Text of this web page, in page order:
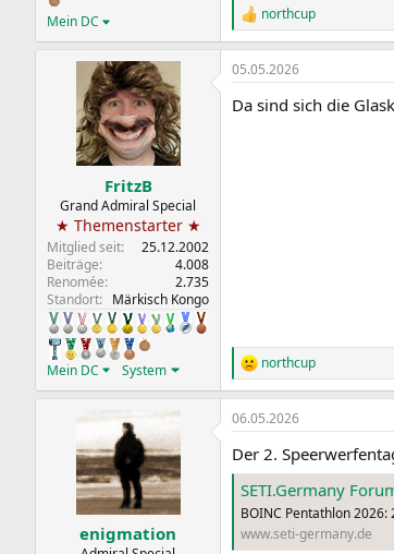
Mein DC
R
e
a
k
i
northcup
FritzB
Grand Admiral Special
★ Themenstarter ★
Mitglied seit
25.12.2002
Beiträge
4.008
Renomée
2.735
Standort
Märkisch Kongo
Mein DC System
05.05.2026
Da sind sich die
R
e
a
k
i
o
n
e
:
northcup
enigmation
06.05.2026
Der 2.
SETI.Germany
BOINC Pentathlon 2026:
www.seti-germany.de